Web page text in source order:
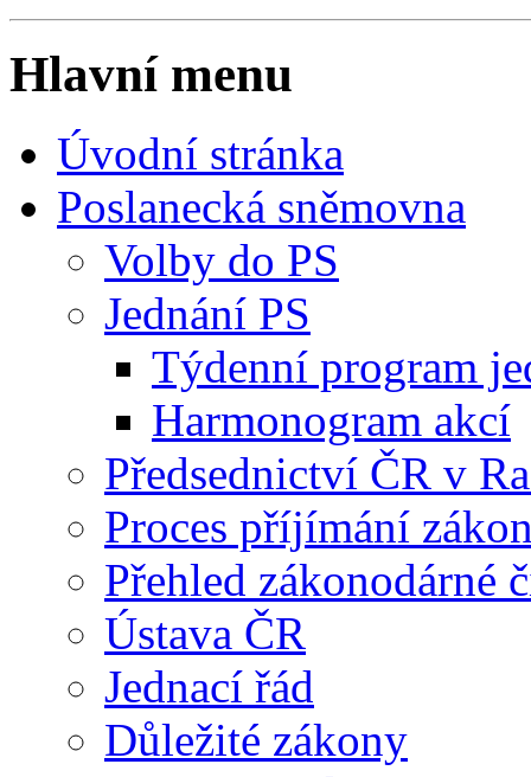
Hlavní menu
Úvodní stránka
Poslanecká sněmovna
Volby do PS
Jednání PS
Týdenní program
Harmonogram akcí
Předsednictví ČR v
Proces příjímání
Přehled zákonodárné
Ústava ČR
Jednací řád
Důležité zákony